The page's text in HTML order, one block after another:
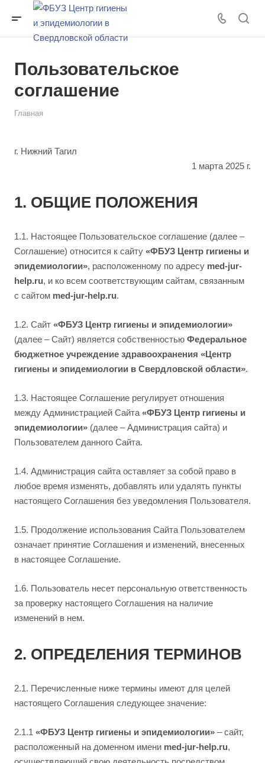
Пользовательское
соглашение
Главная
г. Нижний Тагил
1 марта 2025 г.
1. ОБЩИЕ ПОЛОЖЕНИЯ
1.1. Настоящее Пользовательское соглашение (далее –
Соглашение) относится к сайту «ФБУЗ Центр гигиены и
эпидемиологии», расположенному по адресу med-jur-
help.ru, и ко всем соответствующим сайтам, связанным
с сайтом med-jur-help.ru.
1.2. Сайт «ФБУЗ Центр гигиены и эпидемиологии»
(далее – Сайт) является собственностью Федеральное
бюджетное учреждение здравоохранения «Центр
гигиены и эпидемиологии в Свердловской области».
1.3. Настоящее Соглашение регулирует отношения
между Администрацией Сайта «ФБУЗ Центр гигиены и
эпидемиологии» (далее – Администрация сайта) и
Пользователем данного Сайта.
1.4. Администрация сайта оставляет за собой право в
любое время изменять, добавлять или удалять пункты
настоящего Соглашения без уведомления Пользователя.
1.5. Продолжение использования Сайта Пользователем
означает принятие Соглашения и изменений, внесенных
в настоящее Соглашение.
1.6. Пользователь несет персональную ответственность
за проверку настоящего Соглашения на наличие
изменений в нем.
2. ОПРЕДЕЛЕНИЯ ТЕРМИНОВ
2.1. Перечисленные ниже термины имеют для целей
настоящего Соглашения следующее значение:
2.1.1 «ФБУЗ Центр гигиены и эпидемиологии» – сайт,
расположенный на доменном имени med-jur-help.ru,